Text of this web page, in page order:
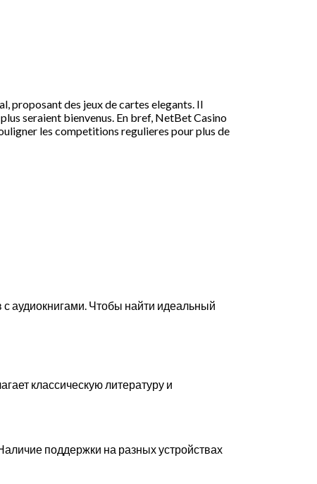
proposant des jeux de cartes elegants. Il
seraient bienvenus. En bref, NetBet Casino
les competitions regulieres pour plus de
аудиокнигами. Чтобы найти идеальный
классическую литературу и
поддержки на разных устройствах